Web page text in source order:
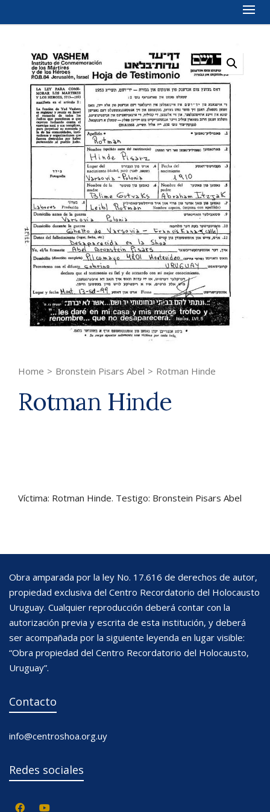
Home > Bronstein Pisars Abel > Rotman Hinde
Rotman Hinde
Víctima: Rotman Hinde. Testigo: Bronstein Pisars Abel
Obra amparada por la ley No. 17.616 de derechos de autor,
propiedad exclusiva del Centro Recordatorio del Holocausto
Uruguay. Cualquier reproducción deberá contar con la
autorización previa y escrita de esta institución, y deberá
ser acompañada por la siguiente leyenda en lugar visible:
“Obra propiedad del Centro Recordatorio del Holocausto,
Uruguay”.
Contacto
info@centroshoa.org.uy
Redes sociales